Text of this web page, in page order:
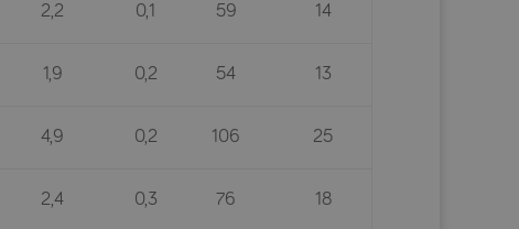
2,2 0,1 59 14
1,9 0,2 54 13
4,9 0,2 106 25
2,4 0,3 76 18